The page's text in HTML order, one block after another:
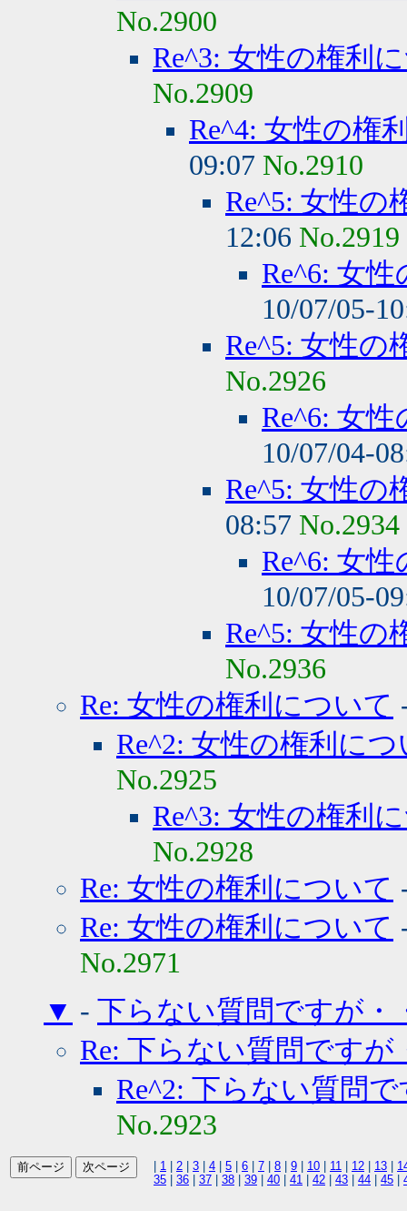
No.2900
Re^3: 女性の権利
No.2909
Re^4: 女性の権
09:07 No.2910
Re^5: 女性の
12:06 No.2919
Re^6: 女
10/07/05-
Re^5: 女性の
No.2926
Re^6: 女
10/07/04-
Re^5: 女性の
08:57 No.2934
Re^6: 女
10/07/05-
Re^5: 女性の
No.2936
Re: 女性の権利について
Re^2: 女性の権利に
No.2925
Re^3: 女性の権利
No.2928
Re: 女性の権利について
Re: 女性の権利について
No.2971
▼ - 下らない質問ですが・
Re: 下らない質問ですが
Re^2: 下らない質問
No.2923
1 2 3 4 5 6 7 8 9 10 11 12 13
35
36 37 38 39 40 41 42 43 44 45